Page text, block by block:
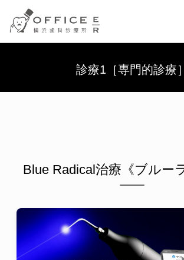
OFFICE E
診療1［専門的診療］
Blue Radical治療《ブルー